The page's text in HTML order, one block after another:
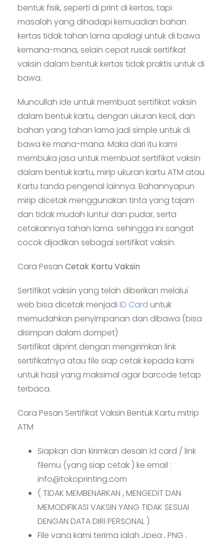
bentuk fisik, seperti di print di kertas, tapi
masalah yang dihadapi kemuadian bahan
kertas tidak tahan lama apalagi untuk di bawa
kemana-mana, selain cepat rusak sertifikat
vaksin dalam bentuk kertas tidak praktis untuk di
bawa.
Muncullah ide untuk membuat sertifikat vaksin
dalam bentuk kartu, dengan ukuran kecil, dan
bahan yang tahan lama jadi simple untuk di
bawa ke mana-mana. Maka dari itu kami
membuka jasa untuk membuat sertifikat vaksin
dalam bentuk kartu, mirip ukuran kartu ATM atau
Kartu tanda pengenal lainnya. Bahannyapun
mirip dicetak menggunakan tinta yang tajam
dan tidak mudah luntur dan pudar, serta
cetakannya tahan lama. sehingga ini sangat
cocok dijadikan sebagai sertifikat vaksin.
Cara Pesan Cetak Kartu Vaksin
Sertifikat vaksin yang telah diberikan melalui
web bisa dicetak menjadi ID Card untuk
memudahkan penyimpanan dan dibawa (bisa
disimpan dalam dompet)
Sertifikat diprint dengan mengirimkan link
sertifikatnya atau file siap cetak kepada kami
untuk hasil yang maksimal agar barcode tetap
terbaca.
Cara Pesan Sertifikat Vaksin Bentuk Kartu mitrip
ATM
Siapkan dan kirimkan desain Id card / link
filemu (yang siap cetak ) ke email :
info@tokoprinting.com
( TIDAK MEMBENARKAN , MENGEDIT DAN
MEMODIFIKASI VAKSIN YANG TIDAK SESUAI
DENGAN DATA DIRI PERSONAL )
File yang kami terima ialah Jpeg , PNG ,